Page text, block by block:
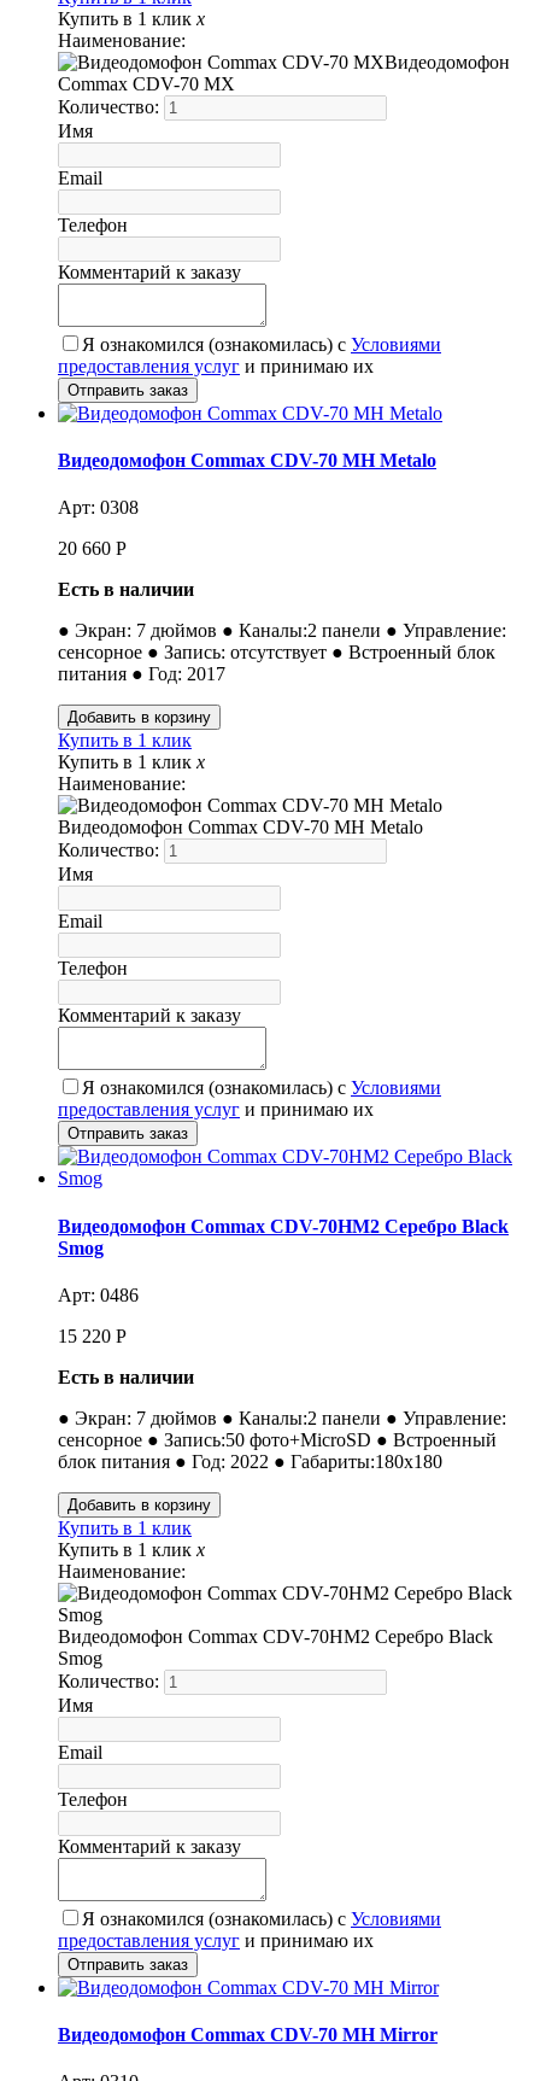
Купить в 1 клик x
Наименование:
Видеодомофон
Commax CDV-70 MX
Количество:
Имя
Email
Телефон
Комментарий к заказу
Я ознакомился (ознакомилась) с Условиями
предоставления услуг и принимаю их
Видеодомофон Commax CDV-70 MH Metalo
Арт: 0308
20 660 Р
Есть в наличии
● Экран: 7 дюймов ● Каналы:2 панели ● Управление:
сенсорное ● Запись: отсутствует ● Встроенный блок
питания ● Год: 2017
Купить в 1 клик
Купить в 1 клик x
Наименование:
Видеодомофон Commax CDV-70 MH Metalo
Количество:
Имя
Email
Телефон
Комментарий к заказу
Я ознакомился (ознакомилась) с Условиями
предоставления услуг и принимаю их
Видеодомофон Commax CDV-70HM2 Серебро Black
Smog
Арт: 0486
15 220 Р
Есть в наличии
● Экран: 7 дюймов ● Каналы:2 панели ● Управление:
сенсорное ● Запись:50 фото+MicroSD ● Встроенный
блок питания ● Год: 2022 ● Габариты:180х180
Купить в 1 клик
Купить в 1 клик x
Наименование:
Видеодомофон Commax CDV-70HM2 Серебро Black
Smog
Количество:
Имя
Email
Телефон
Комментарий к заказу
Я ознакомился (ознакомилась) с Условиями
предоставления услуг и принимаю их
Видеодомофон Commax CDV-70 MH Mirror